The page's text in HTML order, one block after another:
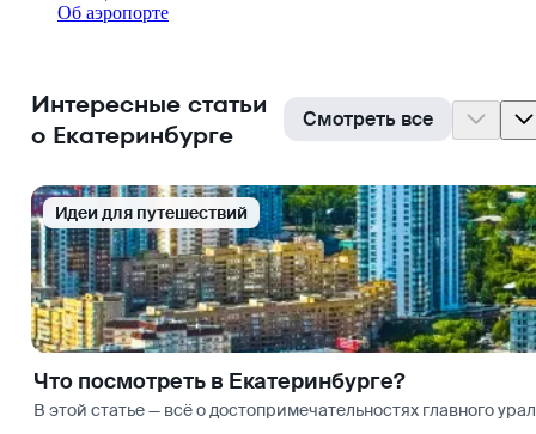
Об аэропорте
Интересные статьи
о Екатеринбурге
Смотреть все
Идеи для путешествий
Что посмотреть в Екатеринбурге?
В этой статье — всё о достопримечательностях главного